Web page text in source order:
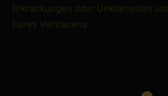
Erkrankungen oder Unklarheiten
Eures Vertrauens.